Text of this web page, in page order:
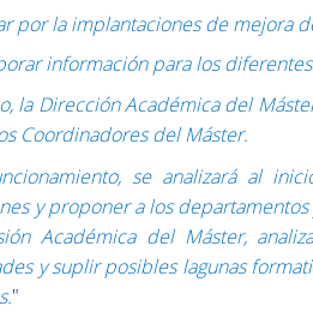
por la implantaciones de mejora
información para los
la Dirección Académica del
Coordinadores del Máster.
se analizará al
y proponer a los
Académica del Máster,
y suplir posibles lagunas
"